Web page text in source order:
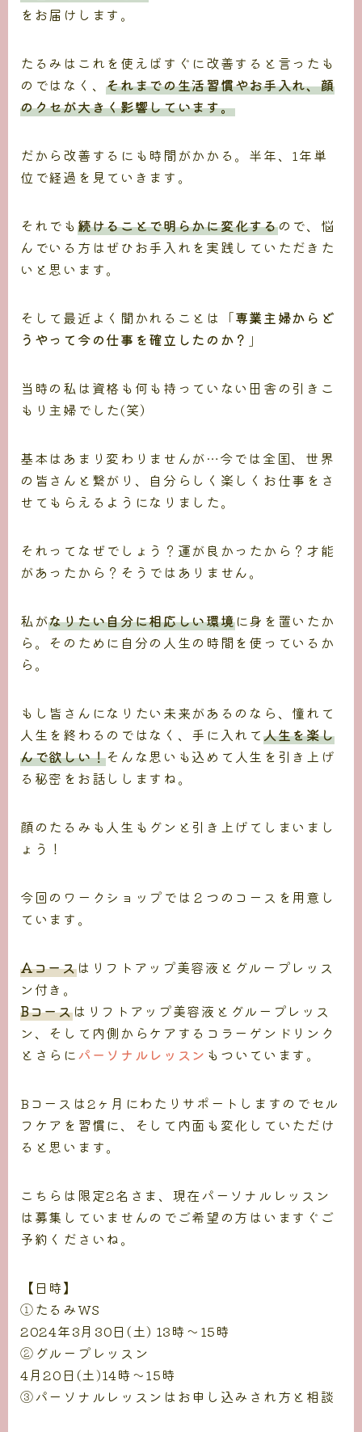
をお届けします。
たるみはこれを使えばすぐに改善すると言ったも
のではなく、それまでの生活習慣やお手入れ、顔
のクセが大きく影響しています。
だから改善するにも時間がかかる。半年、1年単
位で経過を見ていきます。
それでも続けることで明らかに変化するので、悩
んでいる方はぜひお手入れを実践していただきた
いと思います。
そして最近よく聞かれることは「専業主婦からど
うやって今の仕事を確立したのか？ 」
当時の私は資格も何も持っていない田舎の引きこ
もり主婦でした(笑）
基本はあまり変わりませんが…今では全国、世界
の皆さんと繋がり、自分らしく楽しくお仕事をさ
せてもらえるようになりました。
それってなぜでしょう？運が良かったから？才能
があったから？そうではありません。
私がなりたい自分に相応しい環境に身を置いたか
ら。そのために自分の人生の時間を使っているか
ら。
もし皆さんになりたい未来があるのなら、憧れて
人生を終わるのではなく、手に入れて人生を楽し
んで欲しい！そんな思いも込めて人生を引き上げ
る秘密をお話ししますね。
顔のたるみも人生もグンと引き上げてしまいまし
ょう！
今回のワークショップでは２つのコースを用意し
ています。
Aコースはリフトアップ美容液とグループレッス
ン付き。
Bコースはリフトアップ美容液とグループレッス
ン、そして内側からケアするコラーゲンドリンク
とさらにパーソナルレッスン もついています。
Bコースは2ヶ月にわたりサポートしますのでセル
フケアを習慣に、そして内面も変化していただけ
ると思います。
こちらは限定2名さま、現在パーソナルレッスン
は募集していませんのでご希望の方はいますぐご
予約くださいね。
【日時】
①たるみWS
2024年3月30日(土) 13時〜15時
②グループレッスン
4月20日(土)14時〜15時
③パーソナルレッスンはお申し込みされ方と相談